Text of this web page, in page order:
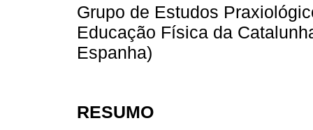
Grupo de Estudos
Educação Física da
Espanha)
RESUMO